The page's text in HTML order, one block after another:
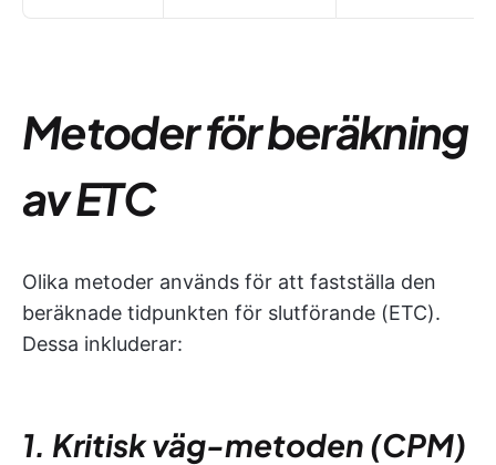
Metoder för beräkning
av ETC
Olika metoder används för att fastställa den
beräknade tidpunkten för slutförande (ETC).
Dessa inkluderar:
1. Kritisk väg-metoden (CPM)